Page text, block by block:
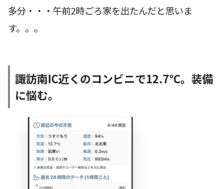
多分・・・午前2時ごろ家を出たんだと思いま
す。。。
諏訪南IC近くのコンビニで12.7℃。装備
に悩む。